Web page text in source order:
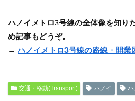
ハノイメトロ3号線の全体像を知り
め記事もどうぞ。
→ハノイメトロ3号線の路線・開業
交通・移動(Transport) ハノイ ハ